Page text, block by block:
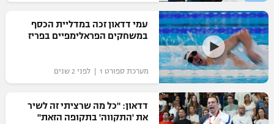
רשיון להקרנה פומבית לבית עסק
הצטרפות לחבילת הערוצים
לוח דרושים – ג'ובנט
תגיות
עמי דדאון זכה במדליית הכסף
במשחקים הפראלימפיים בפריז
מערכת ספורט 1 | לפני 2 שנים
דדאון: "כל מה שרציתי זה לשיר
את 'התקווה' בתקופה הזאת"